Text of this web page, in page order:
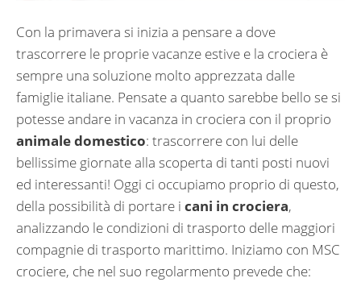
Con la primavera si inizia a pensare a dove
trascorrere le proprie vacanze estive e la crociera è
sempre una soluzione molto apprezzata dalle
famiglie italiane. Pensate a quanto sarebbe bello se si
potesse andare in vacanza in crociera con il proprio
animale domestico: trascorrere con lui delle
bellissime giornate alla scoperta di tanti posti nuovi
ed interessanti! Oggi ci occupiamo proprio di questo,
della possibilità di portare i cani in crociera,
analizzando le condizioni di trasporto delle maggiori
compagnie di trasporto marittimo. Iniziamo con MSC
crociere, che nel suo regolarmento prevede che: